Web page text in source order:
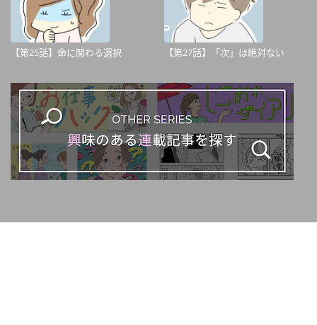
【第25話】命に関わる選択 【第27話】「次」は絶対ない